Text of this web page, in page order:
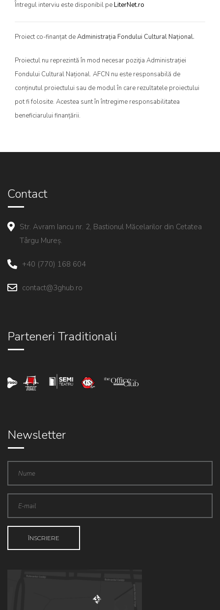
Întregul interviu este disponibil peLiterNet.ro
Proiect co-finanțat deAdministrația Fondului Cultural Național.
Proiectul nu reprezintă în mod necesar poziţia Administrației
Fondului Cultural Național. AFCN nu este responsabilă de
conținutul proiectului sau de modul în care rezultatele proiectului
pot fi folosite. Acestea sunt în întregime responsabilitatea
beneficiarului finanțării.
Contact
Str. Avram Iancu nr. 2, Bastionul Măcelarilor din Cetatea
Târgu Mureș.
+40 (770) 168 604
contact@3ghub.ro
Parteneri Traditionali
Newsletter